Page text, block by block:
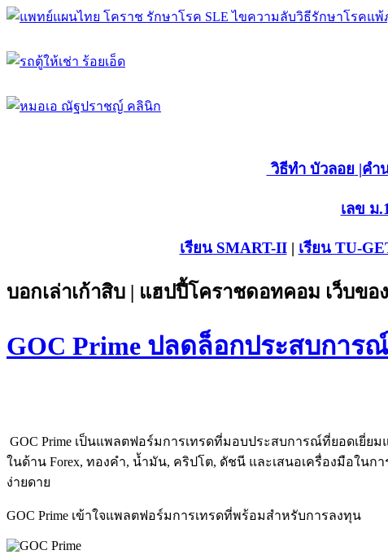
วิธีทำ บัวลอย |คำ
เลข ม.1
เรียน SMART-II| เรียน TU-
บอกเล่าเก้าสิบ | แฮปปี้โคราชดอทคอม เว็บขอ
GOC Prime ปลดล็อกประสบการ
GOC Prime เป็นแพลตฟอร์มการเทรดที่มอบประสบการณ์ที่ยอดเยี่
ในด้าน Forex, ทองคำ, น้ำมัน, คริปโต, ดัชนี และเสนอเครื่องมือใ
ง่ายดาย
GOC Prime เข้าใจแพลตฟอร์มการเทรดที่พร้อมสำหรับการลงทุน